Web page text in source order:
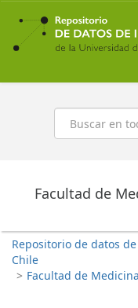
Ir
contenido
principal
Buscar
Facultad de
Repositorio de datos
Chile
> Facultad de Medicina